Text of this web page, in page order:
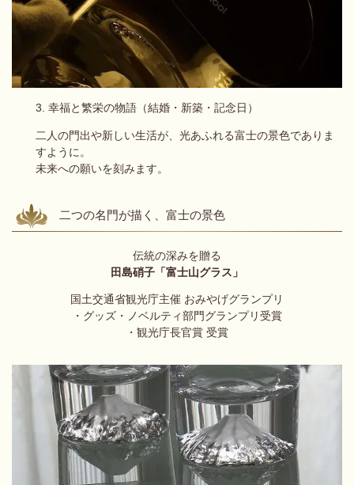
3. 幸福と繁栄の物語（結婚・新築・記念日）
二人の門出や新しい生活が、光あふれる富士の景色でありま
すように。
未来への願いを刻みます。
二つの名門が描く、富士の景色
伝統の深みを贈る
田島硝子「富士山グラス 」
国土交通省観光庁主催 おみやげグランプリ
・グッズ・ノベルティ部門グランプリ受賞
・観光庁長官賞 受賞